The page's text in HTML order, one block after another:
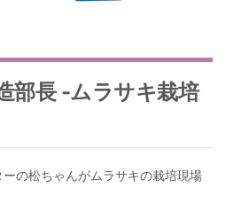
部長 -ムラサキ栽培
の松ちゃんがムラサキの栽培現場